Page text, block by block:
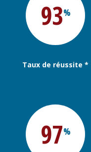
93%
Taux de réussite *
97%